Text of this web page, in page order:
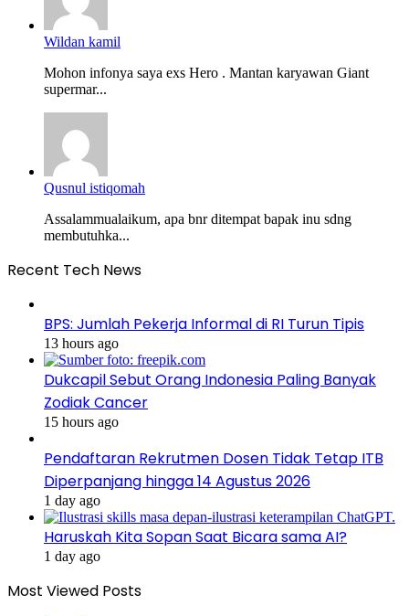
Wildan kamil
Mohon infonya saya exs Hero . Mantan karyawan Giant
supermar...
Qusnul istiqomah
Assalammualaikum, apa bnr ditempat bapak inu sdng
membutuhka...
Recent Tech News
BPS: Jumlah Pekerja Informal di RI Turun Tipis
13 hours ago
Dukcapil Sebut Orang Indonesia Paling Banyak
Zodiak Cancer
15 hours ago
Pendaftaran Rekrutmen Dosen Tidak Tetap ITB
Diperpanjang hingga 14 Agustus 2026
1 day ago
Haruskah Kita Sopan Saat Bicara sama AI?
1 day ago
Most Viewed Posts